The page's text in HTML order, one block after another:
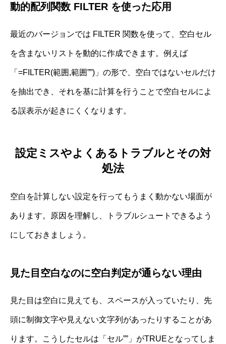
動的配列関数 FILTER を使った応用
最近のバージョンでは FILTER 関数を使って、空白セル
を含まないリストを動的に作成できます。例えば
「=FILTER(範囲,範囲””)」の形で、空白ではないセルだけ
を抽出でき、それを基に計算を行うことで空白セルによ
る誤表示が起きにくくなります。
設定ミスやよくあるトラブルとその対
処法
空白を計算しない設定を行ってもうまく動かない場面が
あります。原因を理解し、トラブルシュートできるよう
にしておきましょう。
見た目空白なのに空白判定が通らない理由
見た目は空白に見えても、スペースが入っていたり、先
頭に制御文字や見えない文字列があったりすることがあ
ります。こうしたセルは「セル””」がTRUEとなってしま